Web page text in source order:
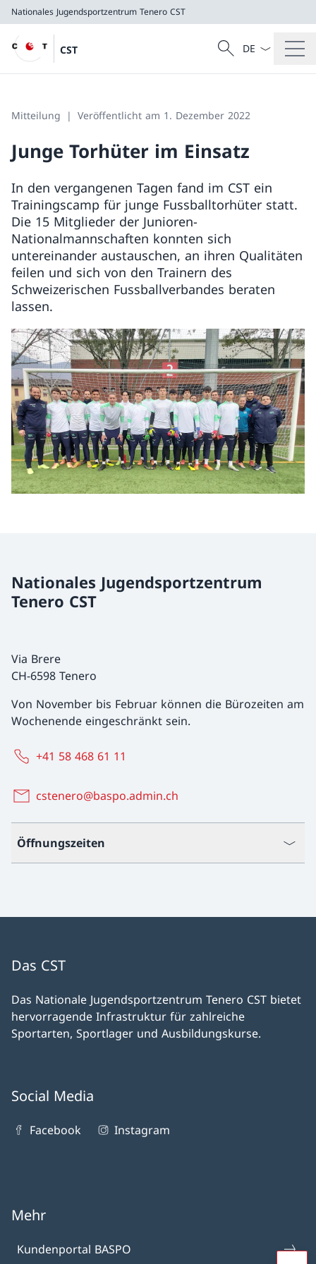
Nationales Jugendsportzentrum Tenero CST
CST
CST
Suche
Suche
Sprach
Mitteilung Veröffentlicht am 1. Dezember 2022
Junge Torhüter im Einsatz
In den vergangenen Tagen fand im CST ein
Trainingscamp für junge Fussballtorhüter statt.
Die 15 Mitglieder der Junioren-
Nationalmannschaften konnten sich
untereinander austauschen, an ihren Qualitäten
feilen und sich von den Trainern des
Schweizerischen Fussballverbandes beraten
lassen.
Nationales Jugendsportzentrum
Tenero CST
Via Brere
CH-6598 Tenero
Von November bis Februar können die Bürozeiten am
Wochenende eingeschränkt sein.
+41 58 468 61 11
cstenero@baspo.admin.ch
Öffnungszeiten
Das CST
Das Nationale Jugendsportzentrum Tenero CST bietet
hervorragende Infrastruktur für zahlreiche
Sportarten, Sportlager und Ausbildungskurse.
Social Media
Facebook Instagram
Mehr
Kundenportal BASPO